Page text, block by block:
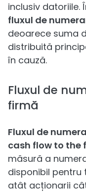
inclusiv datoriile.
fluxul de
deoarece suma
distribuită
în cauză.
Fluxul de
firmă
Fluxul de
cash flow to the
măsură a
disponibil
atât acționarii